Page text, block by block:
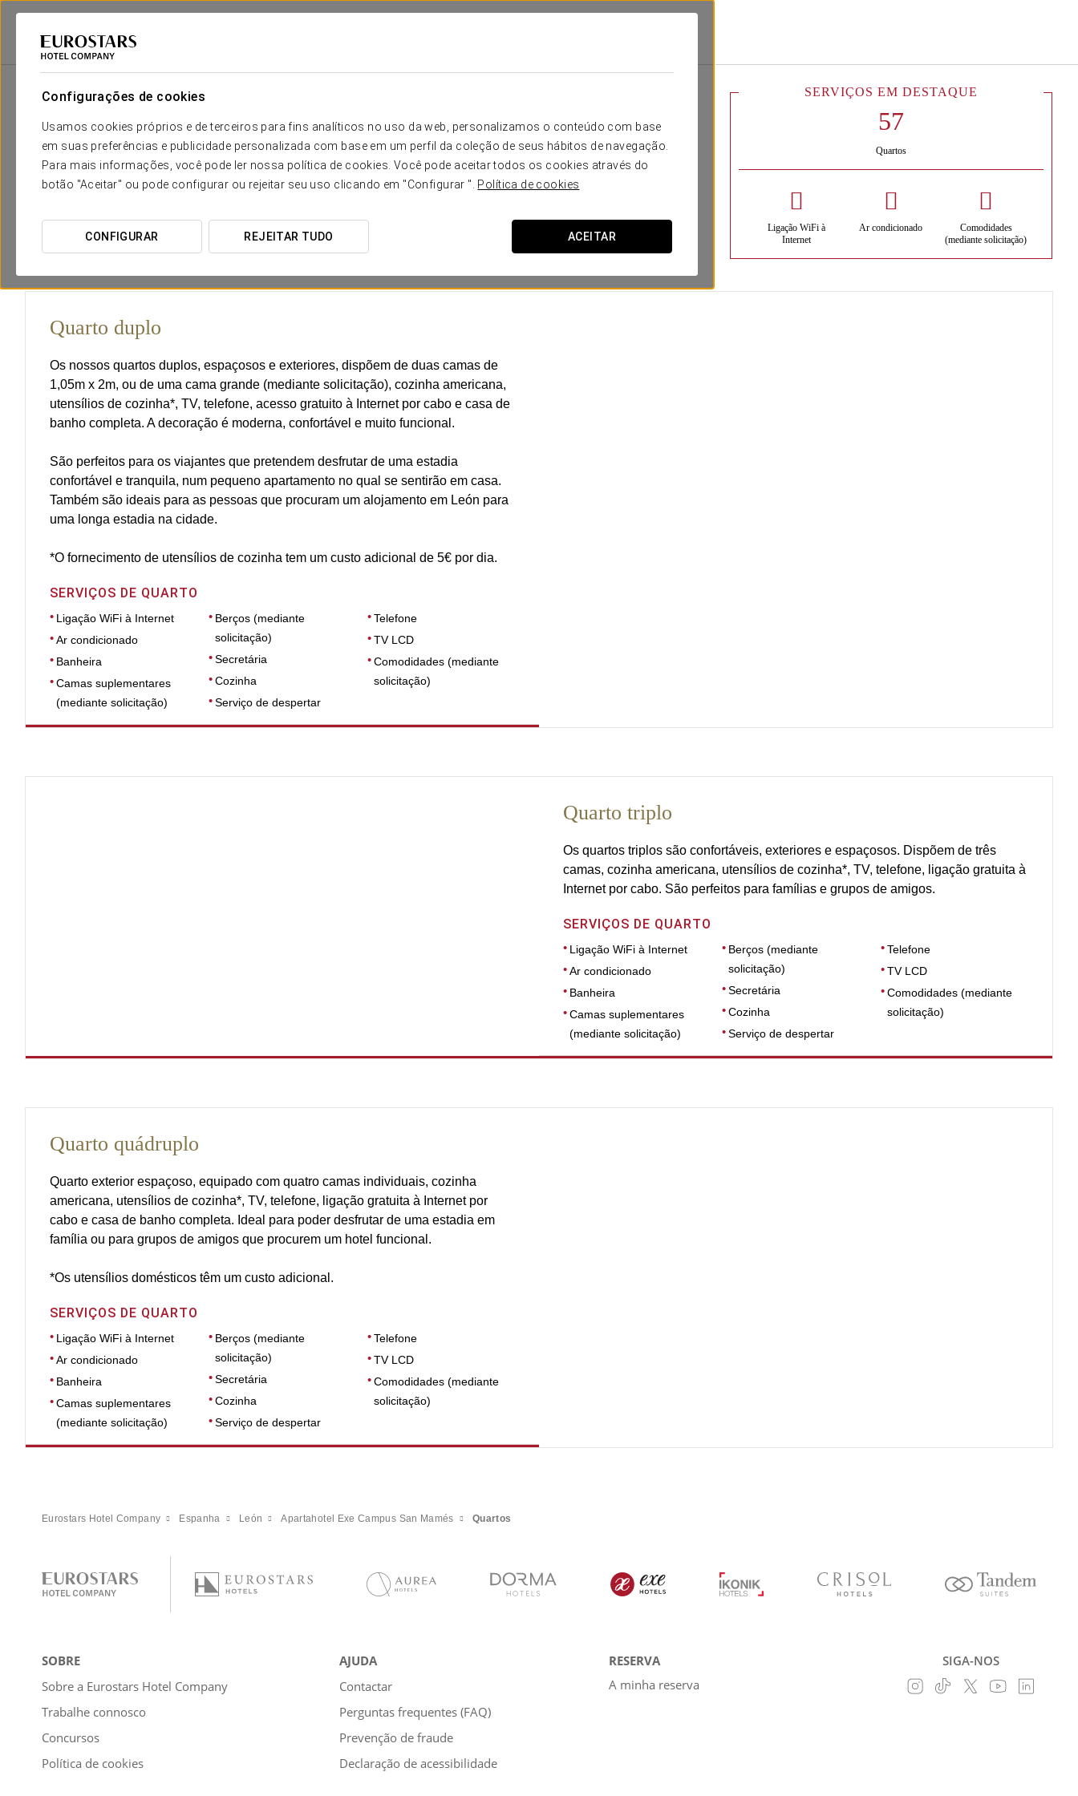
Configurações de cookies
Usamos cookies próprios e de terceiros para fins analíticos no uso da web, personalizamos o conteúdo com base
em suas preferências e publicidade personalizada com base em um perfil da coleção de seus hábitos de navegação.
Para mais informações, você pode ler nossa política de cookies. Você pode aceitar todos os cookies através do
botão "Aceitar" ou pode configurar ou rejeitar seu uso clicando em "Configurar ". Política de cookies
CONFIGURAR REJEITAR TUDO ACEITAR
Eurostars Hotel Company
O conforto e descanso que necessita
O Aparthotel Campus San Mamés dispõe de 57 estúdios equipados com cozinha americana, utensílios de cozinha,
TV, telefone, acesso gratuito à Internet e casa de banho completa com banheira. Todos os estúdios são exteriores,
muito luminosos e têm grandes janelas que oferecem ao viajante uma fabulosa vista sobre as montanhas de León.
sejam a escolha ideal para famílias, grupos de amigos ou grupos de estudantes.
SERVIÇOS EM DESTAQUE
Quartos
Ligação WiFi à
Internet
Ar condicionado
Comodidades
(mediante solicitação)
Quarto duplo
Os nossos quartos duplos, espaçosos e exteriores, dispõem de duas camas de
1,05m x 2m, ou de uma cama grande (mediante solicitação), cozinha americana,
utensílios de cozinha*, TV, telefone, acesso gratuito à Internet por cabo e casa de
banho completa. A decoração é moderna, confortável e muito funcional.
São perfeitos para os viajantes que pretendem desfrutar de uma estadia
confortável e tranquila, num pequeno apartamento no qual se sentirão em casa.
Também são ideais para as pessoas que procuram um alojamento em León para
uma longa estadia na cidade.
*O fornecimento de utensílios de cozinha tem um custo adicional de 5€ por dia.
SERVIÇOS DE QUARTO
Ligação WiFi à Internet
Ar condicionado
Banheira
Camas suplementares
(mediante solicitação)
Berços (mediante
solicitação)
Secretária
Cozinha
Serviço de despertar
Telefone
TV LCD
Comodidades (mediante
solicitação)
Quarto triplo
Os quartos triplos são confortáveis, exteriores e espaçosos. Dispõem de três
camas, cozinha americana, utensílios de cozinha*, TV, telefone, ligação gratuita à
Internet por cabo. São perfeitos para famílias e grupos de amigos.
SERVIÇOS DE QUARTO
Ligação WiFi à Internet
Ar condicionado
Banheira
Camas suplementares
(mediante solicitação)
Berços (mediante
solicitação)
Secretária
Cozinha
Serviço de despertar
Telefone
TV LCD
Comodidades (mediante
solicitação)
Quarto quádruplo
Quarto exterior espaçoso, equipado com quatro camas individuais, cozinha
americana, utensílios de cozinha*, TV, telefone, ligação gratuita à Internet por
cabo e casa de banho completa. Ideal para poder desfrutar de uma estadia em
família ou para grupos de amigos que procurem um hotel funcional.
*Os utensílios domésticos têm um custo adicional.
SERVIÇOS DE QUARTO
Ligação WiFi à Internet
Ar condicionado
Banheira
Camas suplementares
(mediante solicitação)
Berços (mediante
solicitação)
Secretária
Cozinha
Serviço de despertar
Telefone
TV LCD
Comodidades (mediante
solicitação)
Eurostars Hotel Company Espanha León Apartahotel Exe Campus San Mamés Quartos
SOBRE
Sobre a Eurostars Hotel Company
Trabalhe connosco
Concursos
Política de cookies
AJUDA
Contactar
Perguntas frequentes (FAQ)
Prevenção de fraude
Declaração de acessibilidade
RESERVA
A minha reserva
SIGA-NOS